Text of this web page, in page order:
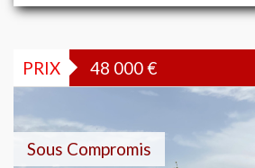
PRIX 48 000€
Sous Compromis